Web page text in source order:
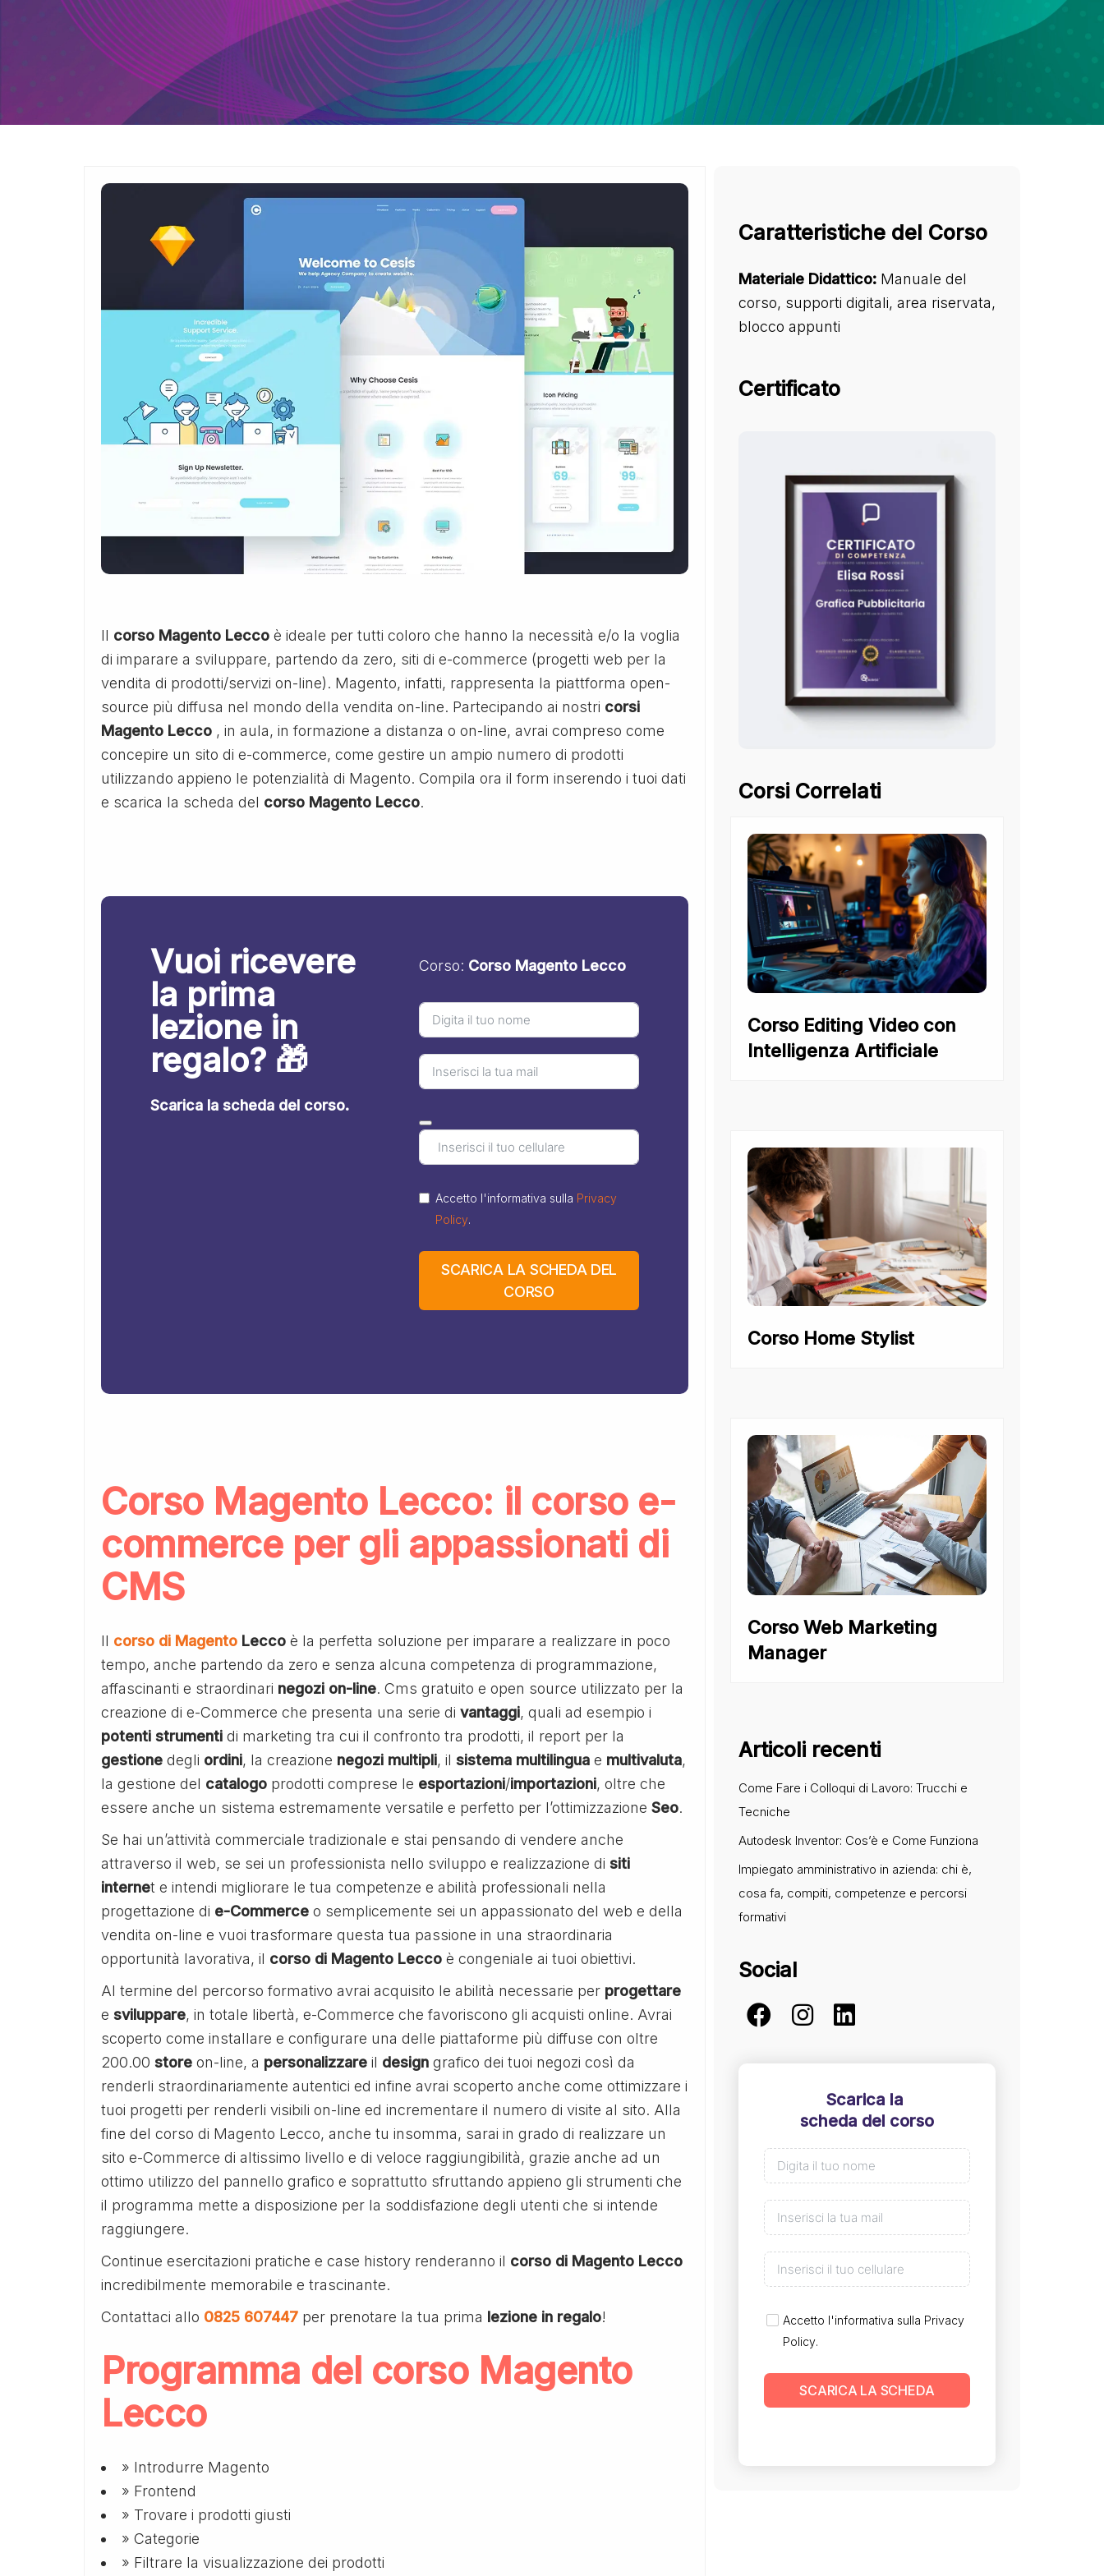
Il corso Magento Lecco è ideale per tutti coloro che hanno la necessità e/o la voglia
di imparare a sviluppare, partendo da zero, siti di e-commerce (progetti web per la
vendita di prodotti/servizi on-line). Magento, infatti, rappresenta la piattforma open-
source più diffusa nel mondo della vendita on-line. Partecipando ai nostri corsi
Magento Lecco , in aula, in formazione a distanza o on-line, avrai compreso come
concepire un sito di e-commerce, come gestire un ampio numero di prodotti
utilizzando appieno le potenzialità di Magento. Compila ora il form inserendo i tuoi dati
e scarica la scheda del corso Magento Lecco.
Vuoi ricevere
la prima
lezione in
regalo? 🎁
Scarica la scheda del corso.
Corso: Corso Magento Lecco
Accetto l'informativa sulla Privacy
Policy.
SCARICA LA SCHEDA DEL
CORSO
Corso Magento Lecco: il corso e-
commerce per gli appassionati di
CMS
Il corso di Magento Lecco è la perfetta soluzione per imparare a realizzare in poco
tempo, anche partendo da zero e senza alcuna competenza di programmazione,
affascinanti e straordinari negozi on-line. Cms gratuito e open source utilizzato per la
creazione di e-Commerce che presenta una serie di vantaggi, quali ad esempio i
potenti strumenti di marketing tra cui il confronto tra prodotti, il report per la
gestione degli ordini, la creazione negozi multipli, il sistema multilingua e multivaluta,
la gestione del catalogo prodotti comprese le esportazioni/importazioni, oltre che
essere anche un sistema estremamente versatile e perfetto per l’ottimizzazione Seo.
Se hai un’attività commerciale tradizionale e stai pensando di vendere anche
attraverso il web, se sei un professionista nello sviluppo e realizzazione di siti
internet e intendi migliorare le tua competenze e abilità professionali nella
progettazione di e-Commerce o semplicemente sei un appassionato del web e della
vendita on-line e vuoi trasformare questa tua passione in una straordinaria
opportunità lavorativa, il corso di Magento Lecco è congeniale ai tuoi obiettivi.
Al termine del percorso formativo avrai acquisito le abilità necessarie per progettare
e sviluppare, in totale libertà, e-Commerce che favoriscono gli acquisti online. Avrai
scoperto come installare e configurare una delle piattaforme più diffuse con oltre
200.00 store on-line, a personalizzare il design grafico dei tuoi negozi così da
renderli straordinariamente autentici ed infine avrai scoperto anche come ottimizzare i
tuoi progetti per renderli visibili on-line ed incrementare il numero di visite al sito. Alla
fine del corso di Magento Lecco, anche tu insomma, sarai in grado di realizzare un
sito e-Commerce di altissimo livello e di veloce raggiungibilità, grazie anche ad un
ottimo utilizzo del pannello grafico e soprattutto sfruttando appieno gli strumenti che
il programma mette a disposizione per la soddisfazione degli utenti che si intende
raggiungere.
Continue esercitazioni pratiche e case history renderanno il corso di Magento Lecco
incredibilmente memorabile e trascinante.
Contattaci allo 0825 607447 per prenotare la tua prima lezione in regalo!
Programma del corso Magento
Lecco
» Introdurre Magento
» Frontend
» Trovare i prodotti giusti
» Categorie
» Filtrare la visualizzazione dei prodotti
Caratteristiche del Corso
Materiale Didattico:Manuale del
corso, supporti digitali, area riservata,
blocco appunti
Certificato
Corsi Correlati
Corso Editing Video con
Intelligenza Artificiale
Corso Home Stylist
Corso Web Marketing
Manager
Articoli recenti
Come Fare i Colloqui di Lavoro: Trucchi e
Tecniche
Autodesk Inventor: Cos’è e Come Funziona
Impiegato amministrativo in azienda: chi è,
cosa fa, compiti, competenze e percorsi
formativi
Social
Scarica la
scheda del corso
Accetto l'informativa sulla Privacy
Policy.
SCARICA LA SCHEDA